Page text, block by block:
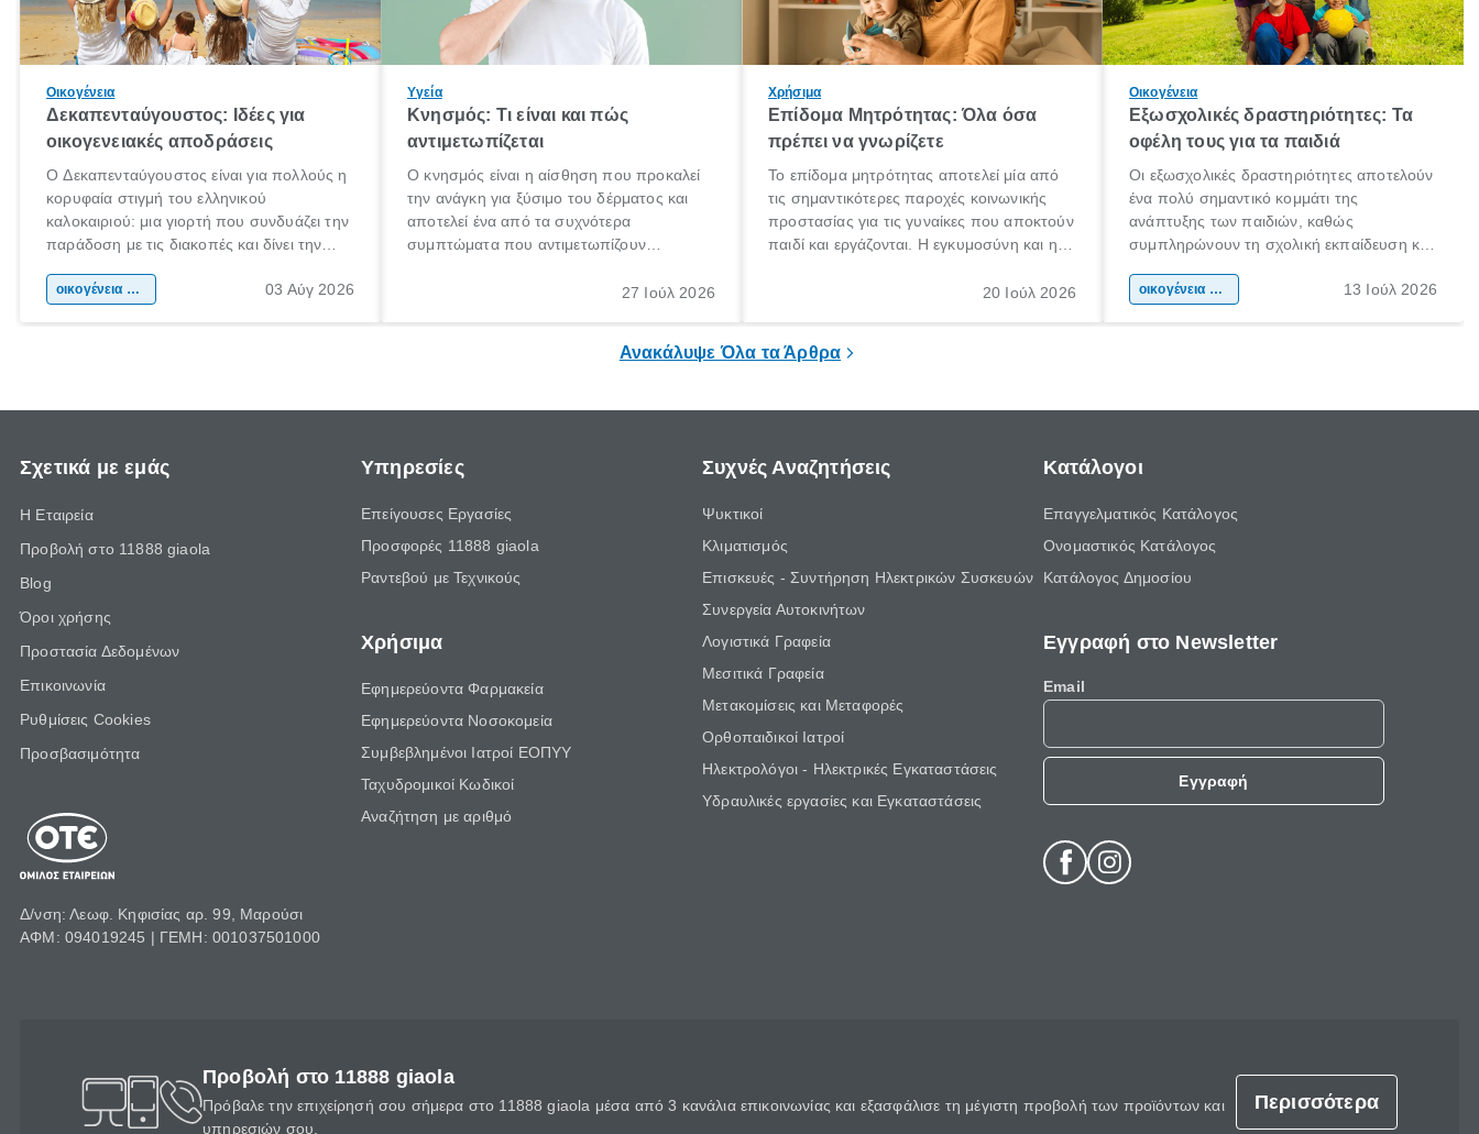
Οικογένεια
Δεκαπενταύγουστος: Ιδέες για
οικογενειακές αποδράσεις
Ο Δεκαπενταύγουστος είναι για πολλούς η
κορυφαία στιγμή του ελληνικού
καλοκαιριού: μια γιορτή που συνδυάζει την
παράδοση με τις διακοπές και δίνει την
χώρας. Είτε πρόκειται για λίγες μέρες
οικογένεια & παιδί 03 Αύγ 2026
Υγεία
Κνησμός: Τι είναι και πώς
αντιμετωπίζεται
Ο κνησμός είναι η αίσθηση που προκαλεί
την ανάγκη για ξύσιμο του δέρματος και
αποτελεί ένα από τα συχνότερα
συμπτώματα που αντιμετωπίζουν
πληροφορίες για το «κνησμός τι είναι»,
27 Ιούλ 2026
Χρήσιμα
Επίδομα Μητρότητας: Όλα όσα
πρέπει να γνωρίζετε
Το επίδομα μητρότητας αποτελεί μία από
τις σημαντικότερες παροχές κοινωνικής
προστασίας για τις γυναίκες που αποκτούν
παιδί και εργάζονται. Η εγκυμοσύνη και η
σημαντική περίοδος στη ζωή κάθε20 Ιούλ 2026
Οικογένεια
Εξωσχολικές δραστηριότητες: Τα
οφέλη τους για τα παιδιά
Οι εξωσχολικές δραστηριότητες αποτελούν
ένα πολύ σημαντικό κομμάτι της
ανάπτυξης των παιδιών, καθώς
συμπληρώνουν τη σχολική εκπαίδευση και
της προσωπικότητας, της κοινωνικότητας
οικογένεια & παιδί 13 Ιούλ 2026
Ανακάλυψε Όλα τα Άρθρα
Σχετικά με εμάς
Η Εταιρεία
Προβολή στο 11888 giaola
Blog
Όροι χρήσης
Προστασία Δεδομένων
Επικοινωνία
Ρυθμίσεις Cookies
Προσβασιμότητα
Δ/νση: Λεωφ. Κηφισίας αρ. 99, Μαρούσι
ΑΦΜ: 094019245 | ΓΕΜΗ: 001037501000
Υπηρεσίες
Επείγουσες Εργασίες
Προσφορές 11888 giaola
Ραντεβού με Τεχνικούς
Χρήσιμα
Εφημερεύοντα Φαρμακεία
Εφημερεύοντα Νοσοκομεία
Συμβεβλημένοι Ιατροί ΕΟΠΥΥ
Ταχυδρομικοί Κωδικοί
Αναζήτηση με αριθμό
Συχνές Αναζητήσεις
Ψυκτικοί
Κλιματισμός
Επισκευές - Συντήρηση Ηλεκτρικών Συσκευών
Συνεργεία Αυτοκινήτων
Λογιστικά Γραφεία
Μεσιτικά Γραφεία
Μετακομίσεις και Μεταφορές
Ορθοπαιδικοί Ιατροί
Ηλεκτρολόγοι - Ηλεκτρικές Εγκαταστάσεις
Υδραυλικές εργασίες και Εγκαταστάσεις
Κατάλογοι
Επαγγελματικός Κατάλογος
Ονομαστικός Κατάλογος
Κατάλογος Δημοσίου
Εγγραφή στο Newsletter
Email
Εγγραφή
Προβολή στο 11888 giaola
Πρόβαλε την επιχείρησή σου σήμερα στο 11888 giaola μέσα από 3 κανάλια επικοινωνίας και εξασφάλισε τη μέγιστη προβολή των προϊόντων και
υπηρεσιών σου.
Περισσότερα